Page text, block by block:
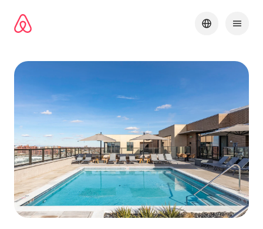
բովանդակությանը